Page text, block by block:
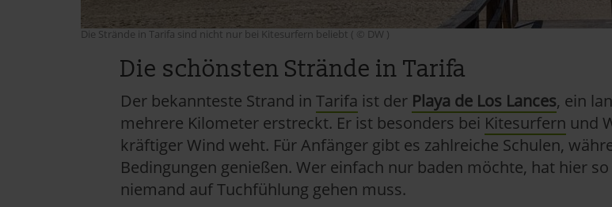
Die Strände in Tarifa sind nicht nur bei Kitesurfern beliebt ( © DW )
Die schönsten Strände in Tarifa
Der bekannteste Strand in Tarifa ist der Playa de Los Lances, ein
mehrere Kilometer erstreckt. Er ist besonders bei Kitesurfern und
kräftiger Wind weht. Für Anfänger gibt es zahlreiche Schulen,
Bedingungen genießen. Wer einfach nur baden möchte, hat hier
niemand auf Tuchfühlung gehen muss.